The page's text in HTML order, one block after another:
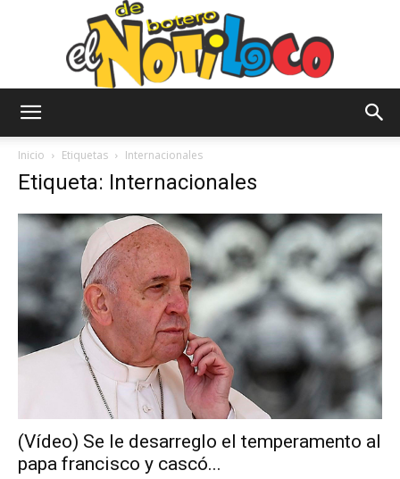
de
Botero
Inicio Etiquetas Internacionales
Etiqueta: Internacionales
(Vídeo) Se le desarreglo el temperamento al
papa francisco y cascó...